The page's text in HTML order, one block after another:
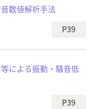
数値解析手法
P39
による振動・騒音低
P39